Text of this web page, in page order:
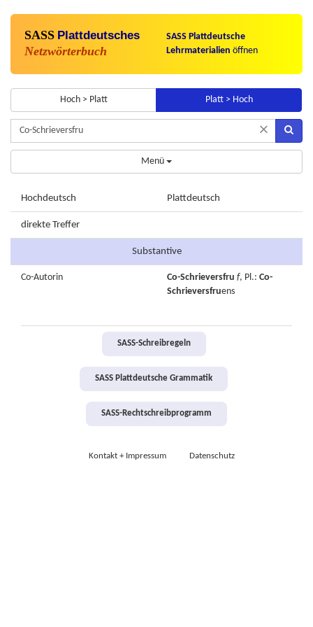
SASS Plattdeutsches
Netzwörterbuch
SASS Plattdeutsche
Lehrmaterialien öffnen
Hoch > Platt Platt > Hoch
×
Menü
Hochdeutsch Plattdeutsch
direkte Treffer
Substantive
Co-Autorin Co-Schrieversfru f, Pl.: Co-
Schrieversfruens
SASS-Schreibregeln
SASS Plattdeutsche Grammatik
SASS-Rechtschreibprogramm
Kontakt + Impressum Datenschutz